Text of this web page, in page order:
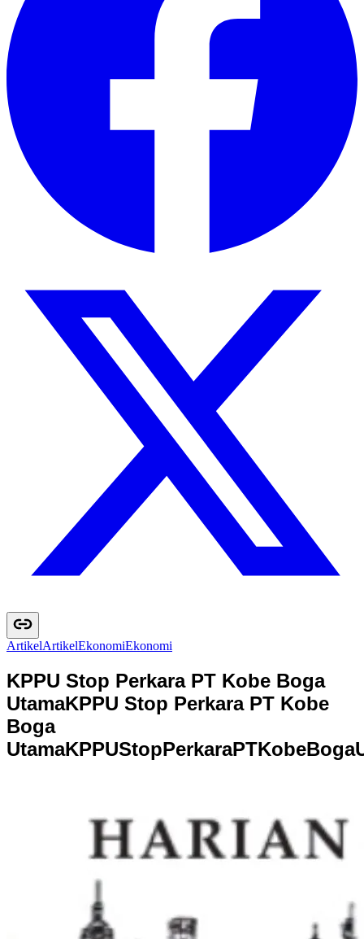
ArtikelArtikelEkonomiEkonomi
KPPU Stop Perkara PT Kobe Boga
UtamaKPPU Stop Perkara PT Kobe
Boga
UtamaKPPUStopPerkaraPTKobeBoga